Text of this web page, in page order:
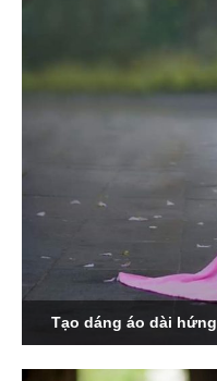
Tạo dáng áo dài